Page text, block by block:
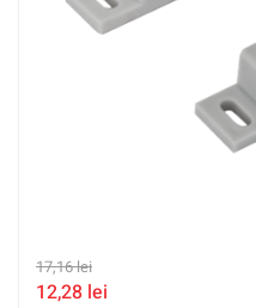
17,16lei
12,28 lei